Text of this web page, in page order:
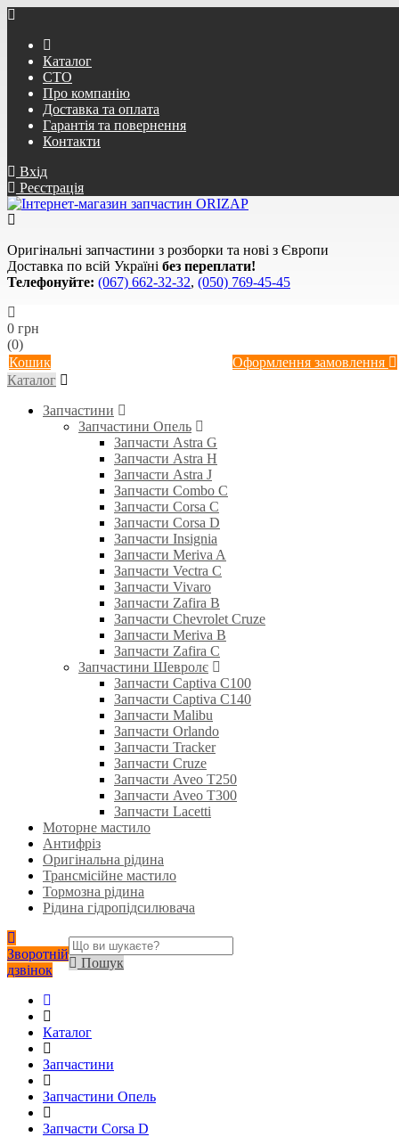
Каталог
СТО
Про компанію
Доставка та оплата
Гарантія та повернення
Контакти
Вхід
Реєстрація
Оригінальні запчастини з розборки та нові з Європи
Доставка по всій Україні без переплати!
Телефонуйте: (067) 662-32-32, (050) 769-45-45
0 грн
(0)
Кошик
Оформлення замовлення
Каталог
Запчастини
Запчастини Опель
Запчасти Astra G
Запчасти Astra H
Запчасти Astra J
Запчасти Combo C
Запчасти Corsa C
Запчасти Corsa D
Запчасти Insignia
Запчасти Meriva A
Запчасти Vectra C
Запчасти Vivaro
Запчасти Zafira B
Запчасти Chevrolet Cruze
Запчасти Meriva B
Запчасти Zafira C
Запчастини Шевролє
Запчасти Captiva C100
Запчасти Captiva C140
Запчасти Malibu
Запчасти Orlando
Запчасти Tracker
Запчасти Cruze
Запчасти Aveo T250
Запчасти Aveo T300
Запчасти Lacetti
Моторне мастило
Антифріз
Оригінальна рідина
Трансмісійне мастило
Тормозна рідина
Рідина гідропідсилювача
Зворотній
дзвінок
Пошук
Каталог
Запчастини
Запчастини Опель
Запчасти Corsa D